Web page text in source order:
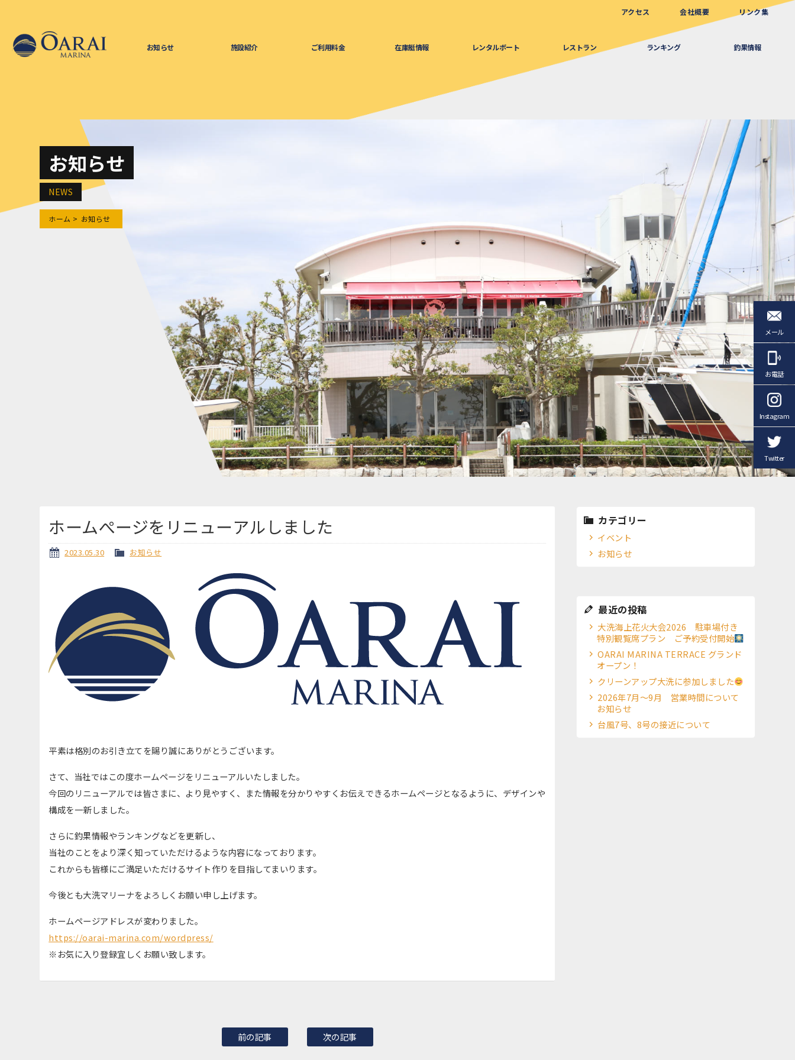
アクセス 会社概要 リンク集
お知らせ 施設紹介 ご利用料金 在庫艇情報 レンタルボート レストラン ランキング 釣果情報
お知らせ
NEWS
ホーム お知らせ
ホームぺージをリニューアルしました
2023.05.30 お知らせ
平素は格別のお引き立てを賜り誠にありがとうございます。
さて、当社ではこの度ホームページをリニューアルいたしました。
今回のリニューアルでは皆さまに、より見やすく、また情報を分かりやすくお伝えできるホームページとなるように、デザインや
構成を一新しました。
さらに釣果情報やランキングなどを更新し、
当社のことをより深く知っていただけるような内容になっております。
これからも皆様にご満足いただけるサイト作りを目指してまいります。
今後とも大洗マリーナをよろしくお願い申し上げます。
ホームページアドレスが変わりました。
https://oarai-marina.com/wordpress/
※お気に入り登録宜しくお願い致します。
前の記事 次の記事
カテゴリー
イベント
お知らせ
最近の投稿
大洗海上花火大会2026 駐車場付き
特別観覧席プラン ご予約受付開始
OARAI MARINA TERRACE グランド
オープン！
クリーンアップ大洗に参加しました
2026年7月～9月 営業時間について
お知らせ
台風7号、8号の接近について
メール
お電話
Instagram
Twitter